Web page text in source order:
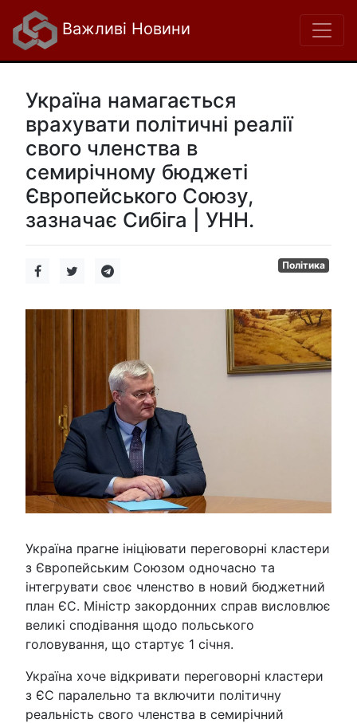
Важливі Новини
Україна намагається
врахувати політичні реалії
свого членства в
семирічному бюджеті
Європейського Союзу,
зазначає Сибіга | УНН.
Політика
Україна прагне ініціювати переговорні кластери
з Європейським Союзом одночасно та
інтегрувати своє членство в новий бюджетний
план ЄС. Міністр закордонних справ висловлює
великі сподівання щодо польського
головування, що стартує 1 січня.
Україна хоче відкривати переговорні кластери
з ЄС паралельно та включити політичну
реальність свого членства в семирічний